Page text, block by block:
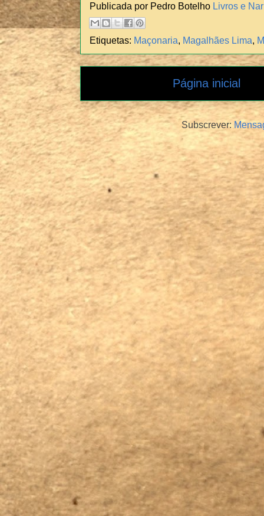
Publicada por Pedro Botelho Livros e
Etiquetas: Maçonaria, Magalhães Lima,
Página inicial
Subscrever: